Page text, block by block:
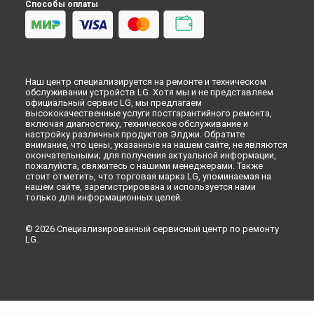
Способы оплаты
Наш центр специализируется на ремонте и техническом
обслуживании устройств LG. Хотя мы и не представляем
официальный сервис LG, мы предлагаем
высококачественные услуги постгарантийного ремонта,
включая диагностику, техническое обслуживание и
настройку различных продуктов Элджи. Обратите
внимание, что цены, указанные на нашем сайте, не являются
окончательными; для получения актуальной информации,
пожалуйста, свяжитесь с нашими менеджерами. Также
стоит отметить, что торговая марка LG, упоминаемая на
нашем сайте, зарегистрирована и используется нами
только для информационных целей.
© 2026 Специализированный сервисный центр по ремонту
LG.